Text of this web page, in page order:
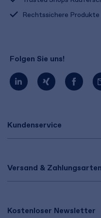
Kundenservice
Versand & Zahlungsarten
Kostenloser Newsletter
Rechtssichere Produkte
Folgen Sie uns!